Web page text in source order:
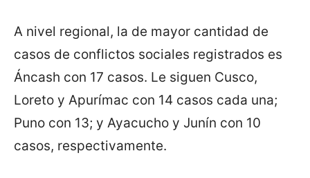
A nivel regional, la de mayor cantidad de
casos de conflictos sociales registrados es
Áncash con 17 casos. Le siguen Cusco,
Loreto y Apurímac con 14 casos cada una;
Puno con 13; y Ayacucho y Junín con 10
casos, respectivamente.